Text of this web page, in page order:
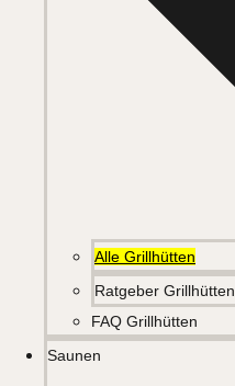
Alle Grillhütten
Ratgeber Grillhütten
FAQ Grillhütten
Saunen